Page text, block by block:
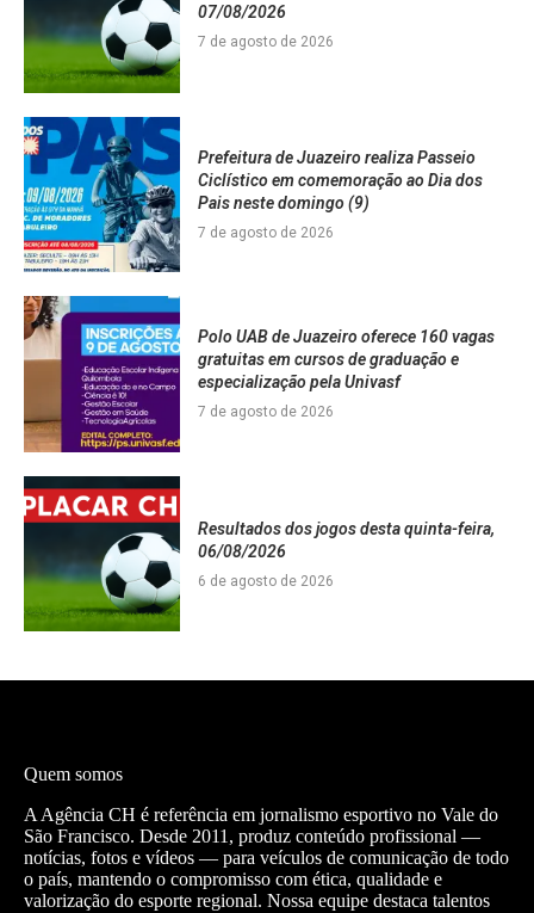
07/08/2026
7 de agosto de 2026
Prefeitura de Juazeiro realiza Passeio
Ciclístico em comemoração ao Dia dos
Pais neste domingo (9)
7 de agosto de 2026
Polo UAB de Juazeiro oferece 160 vagas
gratuitas em cursos de graduação e
especialização pela Univasf
7 de agosto de 2026
Resultados dos jogos desta quinta-feira,
06/08/2026
6 de agosto de 2026
Quem somos
A Agência CH é referência em jornalismo esportivo no Vale do
São Francisco. Desde 2011, produz conteúdo profissional —
notícias, fotos e vídeos — para veículos de comunicação de todo
o país, mantendo o compromisso com ética, qualidade e
valorização do esporte regional. Nossa equipe destaca talentos